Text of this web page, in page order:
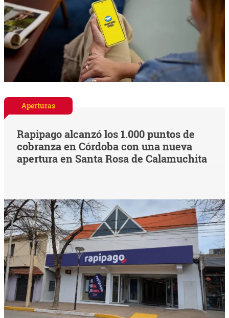
Aperturas
Rapipago alcanzó los 1.000 puntos de
cobranza en Córdoba con una nueva
apertura en Santa Rosa de Calamuchita